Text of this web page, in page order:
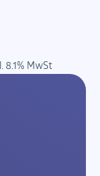
8.1% MwSt